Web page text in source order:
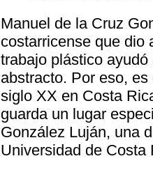
Manuel de la Cruz
costarricense que dio
trabajo plástico
abstracto. Por eso,
siglo XX en Costa
guarda un lugar
González Luján, una
Universidad de Costa